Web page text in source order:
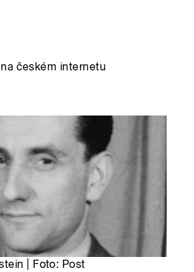
českém internetu
| Foto: Post